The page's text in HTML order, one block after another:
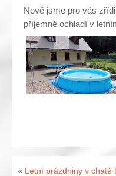
Nově jsme pro vás
příjemně ochladí v
« Letní prázdniny v chatě